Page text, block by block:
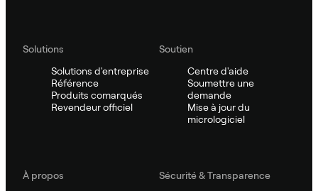
Solutions
Solutions d'entreprise
Référence
Produits comarqués
Revendeur officiel
Soutien
Centre d'aide
Soumettre une
demande
Mise à jour du
micrologiciel
À propos
Sécurité & Transparence